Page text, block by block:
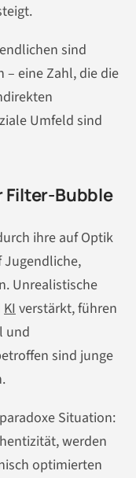
sind
eine Zahl, die die
Umfeld sind
Filter-Bubble
ihre auf Optik
Jugendliche,
Unrealistische
KI verstärkt, führen
und
sind junge
Situation:
werden
optimierten